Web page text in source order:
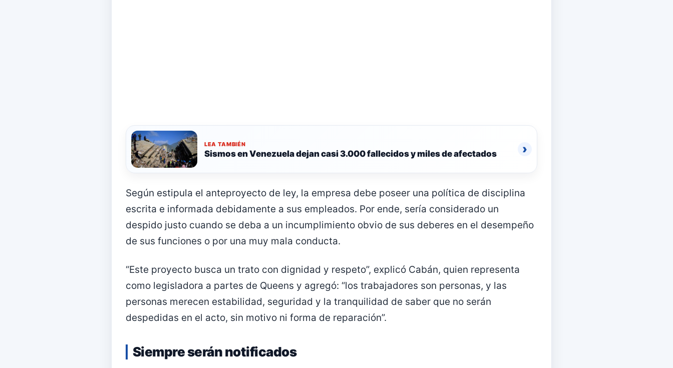
LEA TAMBIÉN
Sismos en Venezuela dejan casi 3.000 fallecidos y miles de afectados ›
Según estipula el anteproyecto de ley, la empresa debe poseer una política de disciplina
escrita e informada debidamente a sus empleados. Por ende, sería considerado un
despido justo cuando se deba a un incumplimiento obvio de sus deberes en el desempeño
de sus funciones o por una muy mala conducta.
“Este proyecto busca un trato con dignidad y respeto”, explicó Cabán, quien representa
como legisladora a partes de Queens y agregó: “los trabajadores son personas, y las
personas merecen estabilidad, seguridad y la tranquilidad de saber que no serán
despedidas en el acto, sin motivo ni forma de reparación”.
Siempre serán notificados